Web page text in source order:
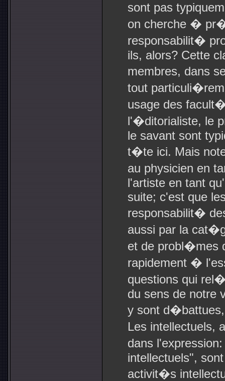
sont pas
on cherche �
responsabilit�
ils, alors? Cette
membres, dans
tout
usage des
l'�ditorialiste, le
le savant sont
t�te ici. Mais
au physicien en
l'artiste en tant
suite; c'est que
responsabilit�
aussi par la
et de probl�mes
rapidement �
questions qui
du sens de notre
y sont
Les intellectuels,
dans
intellectuels",
activit�s